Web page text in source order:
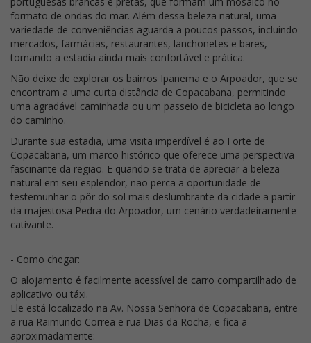
formato de ondas do mar. Além dessa beleza natural, uma
variedade de conveniências aguarda a poucos passos, incluindo
mercados, farmácias, restaurantes, lanchonetes e bares,
tornando a estadia ainda mais confortável e prática.
Não deixe de explorar os bairros Ipanema e o Arpoador, que se
encontram a uma curta distância de Copacabana, permitindo
uma agradável caminhada ou um passeio de bicicleta ao longo
do caminho.
Durante sua estadia, uma visita imperdível é ao Forte de
Copacabana, um marco histórico que oferece uma perspectiva
fascinante da região. E quando se trata de apreciar a beleza
natural em seu esplendor, não perca a oportunidade de
testemunhar o pôr do sol mais deslumbrante da cidade a partir
da majestosa Pedra do Arpoador, um cenário verdadeiramente
cativante.
- Como chegar:
O alojamento é facilmente acessível de carro compartilhado de
aplicativo ou táxi.
Ele está localizado na Av. Nossa Senhora de Copacabana, entre
a rua Raimundo Correa e rua Dias da Rocha, e fica a
aproximadamente: